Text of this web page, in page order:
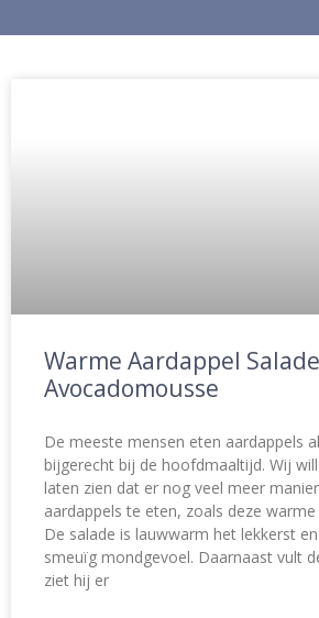
Warme Aardappel
Avocadomousse
De meeste mensen eten aardappels
bijgerecht bij de hoofdmaaltijd. Wij
laten zien dat er nog veel meer
aardappels te eten, zoals deze
De salade is lauwwarm het lekkerst
smeuïg mondgevoel. Daarnaast vult
ziet hij er